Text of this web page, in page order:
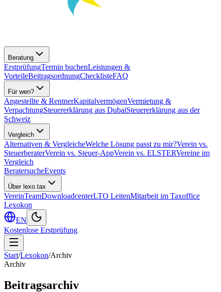
Beratung
ErstprüfungTermin buchenLeistungen &
VorteileBeitragsordnungChecklisteFAQ
Für wen?
Angestellte & RentnerKapitalvermögenVermietung &
VerpachtungSteuererklärung aus DubaiSteuererklärung aus der
Schweiz
Vergleich
Alternativen & VergleicheWelche Lösung passt zu mir?Verein vs.
SteuerberaterVerein vs. Steuer-AppVerein vs. ELSTERVereine im
Vergleich
BeratersucheEvents
Über lexo.tax
VereinTeamDownloadcenterLTO LeitenMitarbeit im Taxoffice
Lexokon
EN
Kostenlose Erstprüfung
Start/Lexokon/Archiv
Archiv
Beitragsarchiv